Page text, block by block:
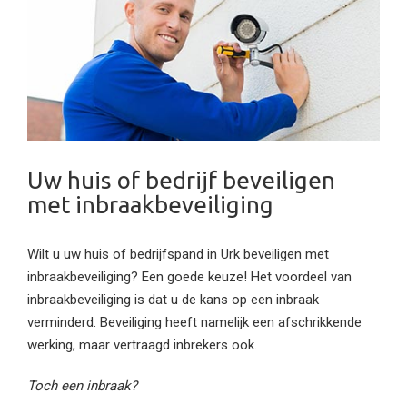
Uw huis of bedrijf beveiligen
met inbraakbeveiliging
Wilt u uw huis of bedrijfspand in Urk beveiligen met
inbraakbeveiliging? Een goede keuze! Het voordeel van
inbraakbeveiliging is dat u de kans op een inbraak
verminderd. Beveiliging heeft namelijk een afschrikkende
werking, maar vertraagd inbrekers ook.
Toch een inbraak?